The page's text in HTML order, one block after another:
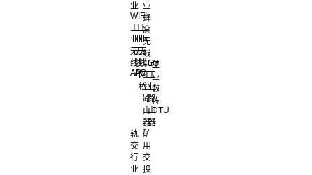
业
WIFI
工
业
无
线
AP
工
业
无
线
AC
工
业
无
线
网
桥
业
蜂
窝
无
线
4G
工
业
路
由
器
5G
工
业
路
由
器
工
业
数
传
DTU
轨
交
行
业
矿
用
交
换